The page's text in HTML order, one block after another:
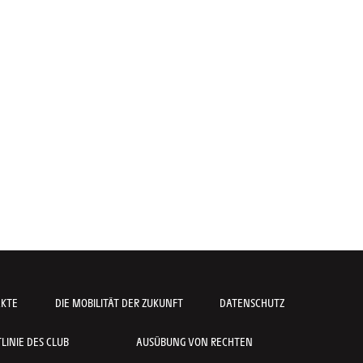
DIE MOBILITÄT DER ZUKUNFT DATENSCHUTZ
DES CLUB AUSÜBUNG VON RECHTEN